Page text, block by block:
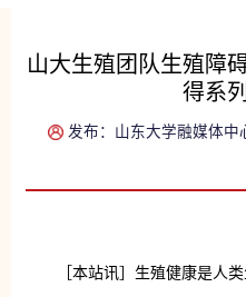
山大生殖团队生殖障
得系
发布：山东大学融媒体中
［本站讯］生殖健康是人